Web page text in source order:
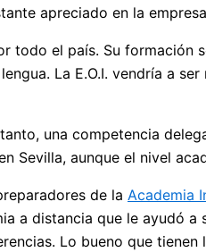
apreciado en la
todo el país. Su formación
La E.O.I. vendría a
una competencia
Sevilla, aunque el nivel
de la Academia
a distancia que le ayudó a
Lo bueno que